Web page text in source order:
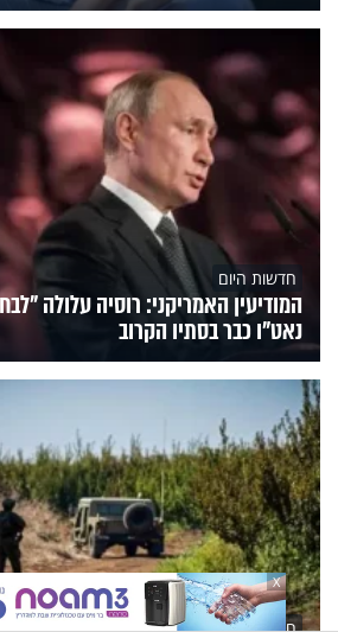
חדשות היום
המודיעין האמריקני: רוסיה עלולה
נאט"ו כבר בסתיו הקרוב
חדשות היום
X